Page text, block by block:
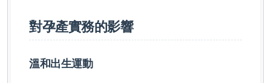
對孕產實務的影響
溫和出生運動